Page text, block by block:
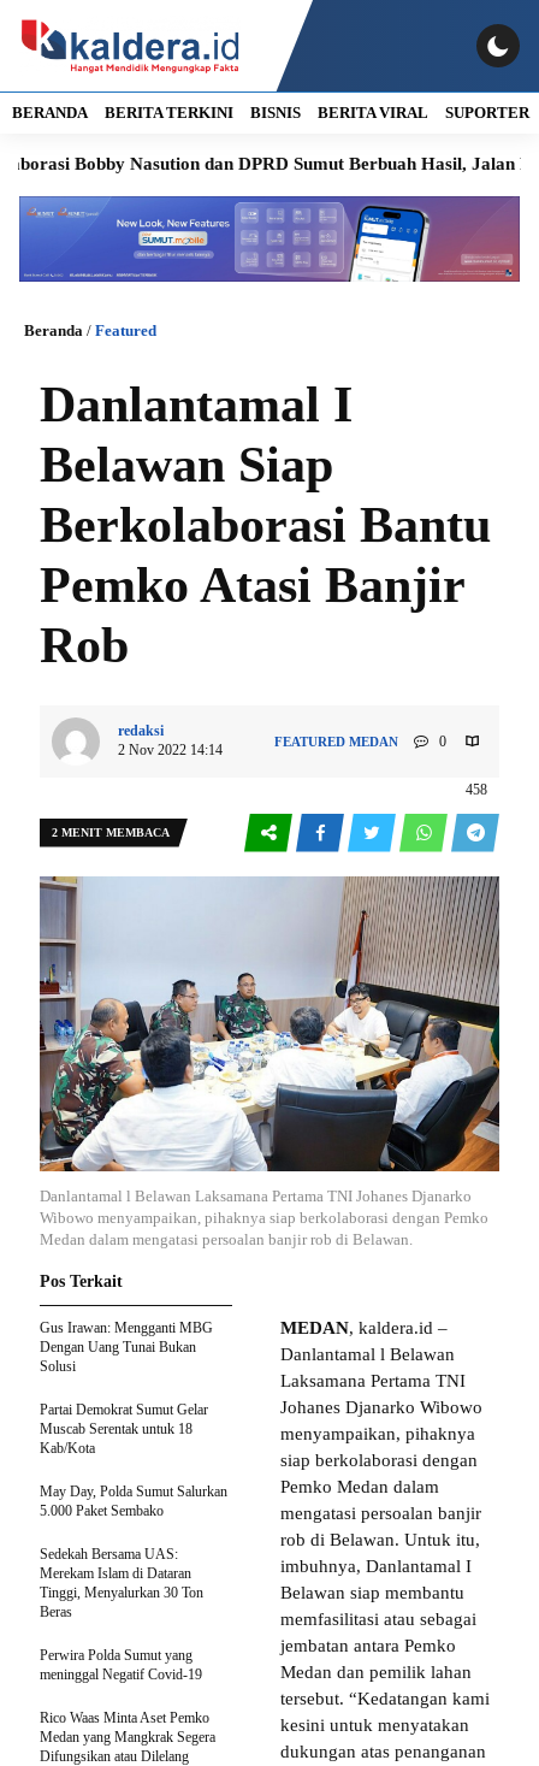
BERANDA BERITA TERKINI BISNIS BERITA VIRAL SUPORTER
Bobby Nasution dan DPRD Sumut Berbuah Hasil, Jalan Rusak
Beranda / Featured
Danlantamal I
Belawan Siap
Berkolaborasi Bantu
Pemko Atasi Banjir
Rob
redaksi
2 Nov 2022 14:14
FEATURED MEDAN 0
458
2 MENIT MEMBACA
Danlantamal l Belawan Laksamana Pertama TNI Johanes Djanarko
Wibowo menyampaikan, pihaknya siap berkolaborasi dengan Pemko
Medan dalam mengatasi persoalan banjir rob di Belawan.
MEDAN, kaldera.id –
Danlantamal l Belawan
Laksamana Pertama TNI
Johanes Djanarko Wibowo
menyampaikan, pihaknya
siap berkolaborasi dengan
Pemko Medan dalam
mengatasi persoalan banjir
rob di Belawan. Untuk itu,
imbuhnya, Danlantamal I
Belawan siap membantu
memfasilitasi atau sebagai
jembatan antara Pemko
Medan dan pemilik lahan
tersebut. “Kedatangan kami
kesini untuk menyatakan
dukungan atas penanganan
Pos Terkait
Gus Irawan: Mengganti MBG
Dengan Uang Tunai Bukan
Solusi
Partai Demokrat Sumut Gelar
Muscab Serentak untuk 18
Kab/Kota
May Day, Polda Sumut Salurkan
5.000 Paket Sembako
Sedekah Bersama UAS:
Merekam Islam di Dataran
Tinggi, Menyalurkan 30 Ton
Beras
Perwira Polda Sumut yang
meninggal Negatif Covid-19
Rico Waas Minta Aset Pemko
Medan yang Mangkrak Segera
Difungsikan atau Dilelang